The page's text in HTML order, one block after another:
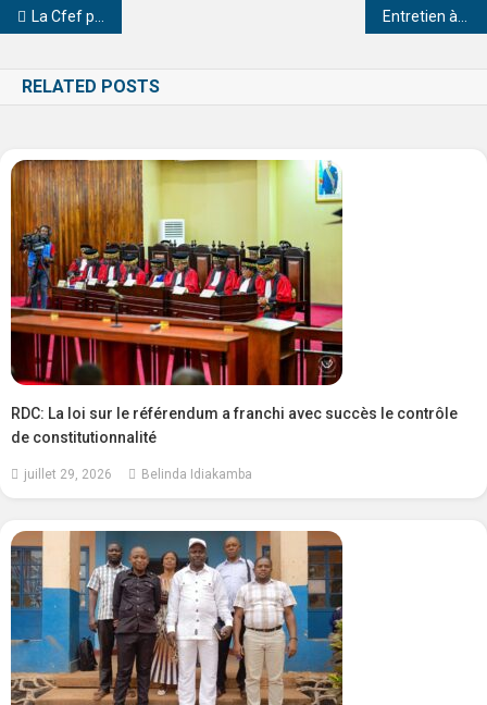
La Cfef présente ses vœux les meilleurs à ses partenaires
RELATED POSTS
RDC: La loi sur le référendum a franchi avec succès le contrôle
de constitutionnalité
juillet 29, 2026 Belinda Idiakamba